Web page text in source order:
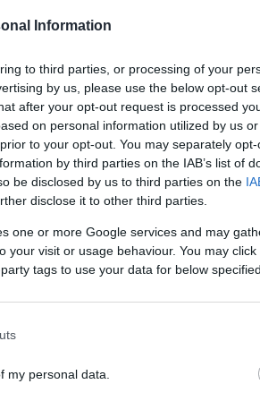
Information
to third parties, or processing of your
by us, please use the below opt-out
after your opt-out request is processed
on personal information utilized by us
to your opt-out. You may separately
by third parties on the IAB’s list of
be disclosed by us to third parties on the
disclose it to other third parties.
one or more Google services and may
your visit or usage behaviour. You may
tags to use your data for below
my personal data.
így gondoltam egyet, és
friends, but I was curious how
- Drkuktart. Minden jog
A